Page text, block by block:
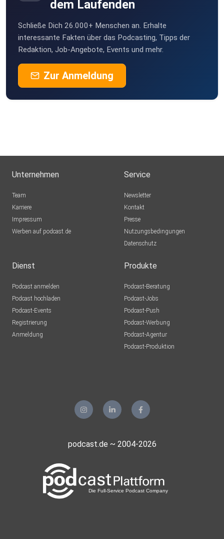
dem Laufenden
Schließe Dich 26.000+ Menschen an. Erhalte
interessante Fakten über das Podcasting, Tipps der
Redaktion, Job-Angebote, Events und mehr.
Zur Anmeldung
Unternehmen
Team
Karriere
Impressum
Werben auf podcast.de
Service
Newsletter
Kontakt
Presse
Nutzungsbedingungen
Datenschutz
Dienst
Podcast anmelden
Podcast hochladen
Podcast-Events
Registrierung
Anmeldung
Produkte
Podcast-Beratung
Podcast-Jobs
Podcast-Push
Podcast-Werbung
Podcast-Agentur
Podcast-Produktion
podcast.de ~ 2004-2026